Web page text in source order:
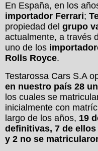
En España, en los
importador Ferrari;
propiedad del grupo
actualmente, a través
uno de los
Rolls Royce.
Testarossa Cars S.A
en nuestro país 28
los cuales se
inicialmente con
largo de los años, 19
definitivas, 7 de
y 2 no se